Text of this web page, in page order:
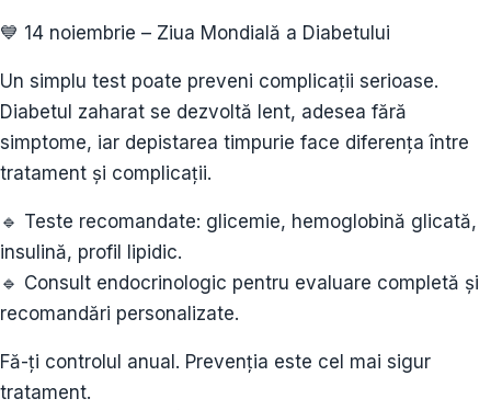
💙 14 noiembrie – Ziua Mondială a Diabetului
Un simplu test poate preveni complicații serioase.
Diabetul zaharat se dezvoltă lent, adesea fără
simptome, iar depistarea timpurie face diferența între
tratament și complicații.
🔹 Teste recomandate: glicemie, hemoglobină glicată,
insulină, profil lipidic.
🔹 Consult endocrinologic pentru evaluare completă și
recomandări personalizate.
Fă-ți controlul anual. Prevenția este cel mai sigur
tratament.